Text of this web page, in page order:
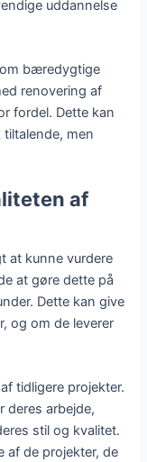
uddannelse
bæredygtige
renovering af
fordel. Dette kan
men
af
at kunne vurdere
at gøre dette på
Dette kan give
og om de leverer
tidligere projekter.
deres arbejde,
stil og kvalitet.
af de projekter, de